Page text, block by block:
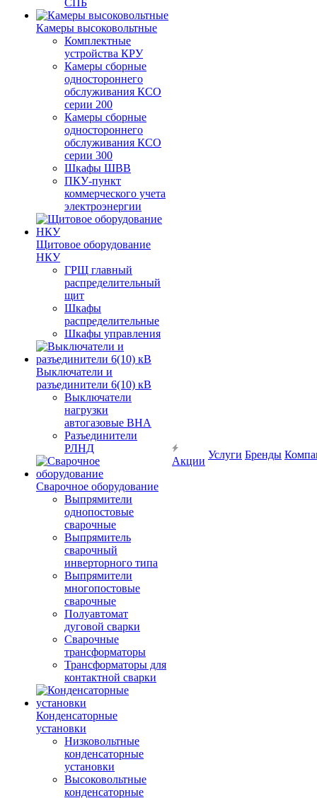
СПБ
Камеры высоковольтные
Комплектные
устройства КРУ
Камеры сборные
одностороннего
обслуживания КСО
серии 200
Камеры сборные
одностороннего
обслуживания КСО
серии 300
Шкафы ШВВ
ПКУ-пункт
коммерческого учета
электроэнергии
Щитовое оборудование
НКУ
ГРЩ главный
распределительный
щит
Шкафы
распределительные
Шкафы управления
Выключатели и
разъединители 6(10) кВ
Выключатели
нагрузки
автогазовые ВНА
Разъединители
РЛНД
Сварочное оборудование
Выпрямители
однопостовые
сварочные
Выпрямитель
сварочный
инверторного типа
Выпрямители
многопостовые
сварочные
Полуавтомат
дуговой сварки
Сварочные
трансформаторы
Трансформаторы для
контактной сварки
Конденсаторные
установки
Низковольтные
конденсаторные
установки
Высоковольтные
конденсаторные
Акции
Услуги Бренды